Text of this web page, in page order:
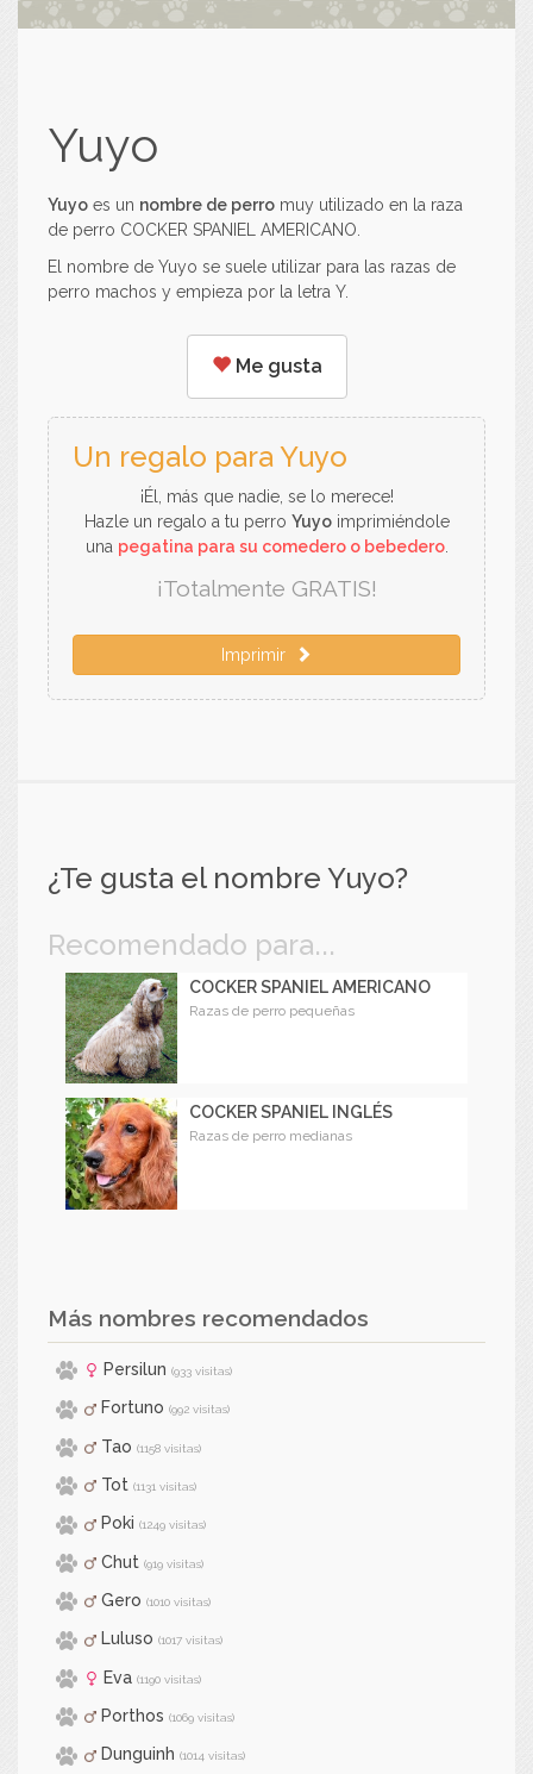
Yuyo
Yuyo es un nombre de perro muy utilizado en la raza
de perro COCKER SPANIEL AMERICANO.
El nombre de Yuyo se suele utilizar para las razas de
perro machos y empieza por la letra Y.
Me gusta
Un regalo para Yuyo
¡Él, más que nadie, se lo merece!
Hazle un regalo a tu perro Yuyoimprimiéndole
una pegatina para su comedero o bebedero.
¡Totalmente GRATIS!
Imprimir
¿Te gusta el nombre Yuyo?
Recomendado para...
COCKER SPANIEL AMERICANO
Razas de perro pequeñas
COCKER SPANIEL INGLÉS
Razas de perro medianas
Más nombres recomendados
Persilun (933 visitas)
Fortuno (992 visitas)
Tao (1158 visitas)
Tot (1131 visitas)
Poki (1249 visitas)
Chut (919 visitas)
Gero (1010 visitas)
Luluso (1017 visitas)
Eva (1190 visitas)
Porthos (1069 visitas)
Dunguinh (1014 visitas)